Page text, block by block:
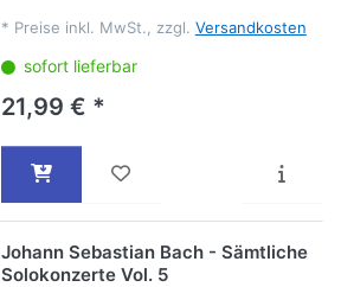
* Preise inkl. MwSt., zzgl. Versandkosten
sofort lieferbar
21,99 € *
Johann Sebastian Bach - Sämtliche
Solokonzerte Vol. 5